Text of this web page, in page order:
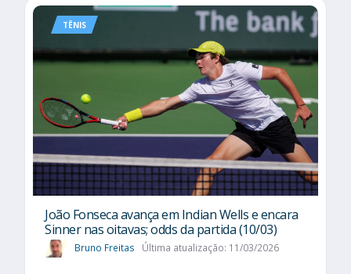
TÊNIS
João Fonseca avança em Indian Wells e encara
Sinner nas oitavas; odds da partida (10/03)
Bruno Freitas Última atualização: 11/03/2026